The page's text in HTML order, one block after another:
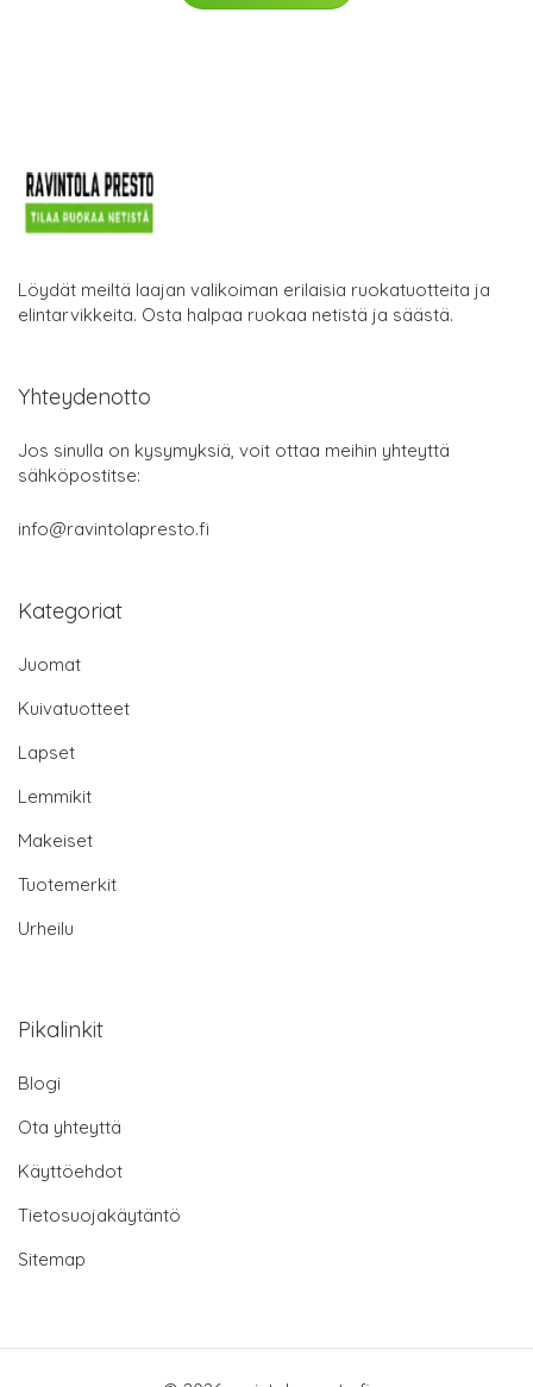
Löydät meiltä laajan valikoiman erilaisia ruokatuotteita ja
elintarvikkeita. Osta halpaa ruokaa netistä ja säästä.
Yhteydenotto
Jos sinulla on kysymyksiä, voit ottaa meihin yhteyttä
sähköpostitse:
info@ravintolapresto.fi
Kategoriat
Juomat
Kuivatuotteet
Lapset
Lemmikit
Makeiset
Tuotemerkit
Urheilu
Pikalinkit
Blogi
Ota yhteyttä
Käyttöehdot
Tietosuojakäytäntö
Sitemap